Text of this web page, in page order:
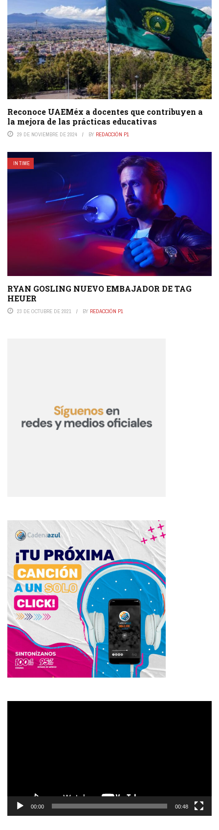
Reconoce UAEMéx a docentes que contribuyen a
la mejora de las prácticas educativas
29 DE NOVIEMBRE DE 2024 BY REDACCIÓN P1
IN TIME
RYAN GOSLING NUEVO EMBAJADOR DE TAG
HEUER
23 DE OCTUBRE DE 2021 BY REDACCIÓN P1
00:00 00:48